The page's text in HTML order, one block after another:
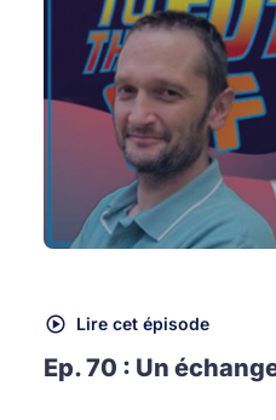
Lire cet épisode
Ep. 70 : Un